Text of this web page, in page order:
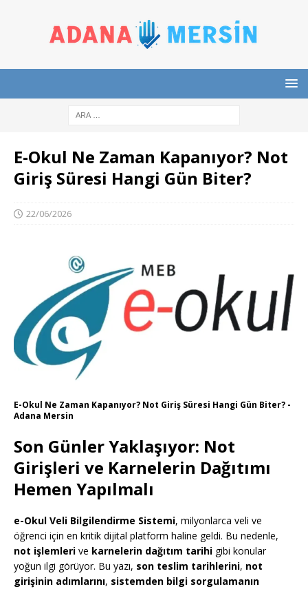
E-Okul Ne Zaman Kapanıyor? Not
Giriş Süresi Hangi Gün Biter?
22/06/2026
E-Okul Ne Zaman Kapanıyor? Not Giriş Süresi Hangi Gün Biter? -
Adana Mersin
Son Günler Yaklaşıyor: Not
Girişleri ve Karnelerin Dağıtımı
Hemen Yapılmalı
e-Okul Veli Bilgilendirme Sistemi, milyonlarca veli ve
öğrenci için en kritik dijital platform haline geldi. Bu nedenle,
not işlemleri ve karnelerin dağıtım tarihi gibi konular
yoğun ilgi görüyor. Bu yazı, son teslim tarihlerini, not
girişinin adımlarını, sistemden bilgi sorgulamanın